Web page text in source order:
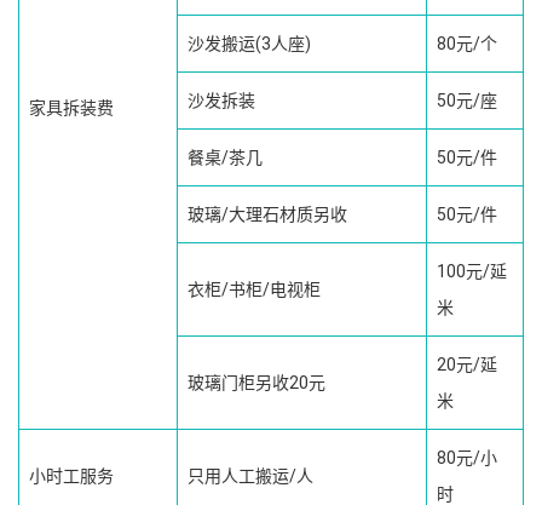
家具拆装费
沙发搬运(3人座) 80元/个
沙发拆装 50元/座
餐桌/茶几 50元/件
玻璃/大理石材质另收 50元/件
衣柜/书柜/电视柜
100元/延
米
玻璃门柜另收20元
20元/延
米
小时工服务 只用人工搬运/人
80元/小
时